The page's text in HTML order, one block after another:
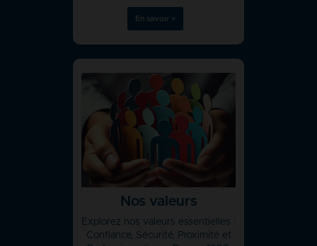
En savoir +
Nos valeurs
Explorez nos valeurs essentielles :
Confiance, Sécurité, Proximité et